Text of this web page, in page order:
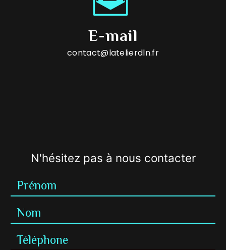
E-mail
contact@latelierdln.fr
N'hésitez pas à nous contacter